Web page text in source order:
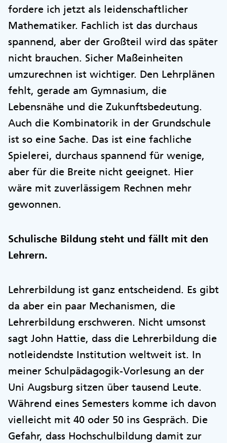
fordere ich jetzt als leidenschaftlicher
Mathematiker. Fachlich ist das durchaus
spannend, aber der Großteil wird das später
nicht brauchen. Sicher Maßeinheiten
umzurechnen ist wichtiger. Den Lehrplänen
fehlt, gerade am Gymnasium, die
Lebensnähe und die Zukunftsbedeutung.
Auch die Kombinatorik in der Grundschule
ist so eine Sache. Das ist eine fachliche
Spielerei, durchaus spannend für wenige,
aber für die Breite nicht geeignet. Hier
wäre mit zuverlässigem Rechnen mehr
gewonnen.
Schulische Bildung steht und fällt mit den
Lehrern.
Lehrerbildung ist ganz entscheidend. Es gibt
da aber ein paar Mechanismen, die
Lehrerbildung erschweren. Nicht umsonst
sagt John Hattie, dass die Lehrerbildung die
notleidendste Institution weltweit ist. In
meiner Schulpädagogik-Vorlesung an der
Uni Augsburg sitzen über tausend Leute.
Während eines Semesters komme ich davon
vielleicht mit 40 oder 50 ins Gespräch. Die
Gefahr, dass Hochschulbildung damit zur